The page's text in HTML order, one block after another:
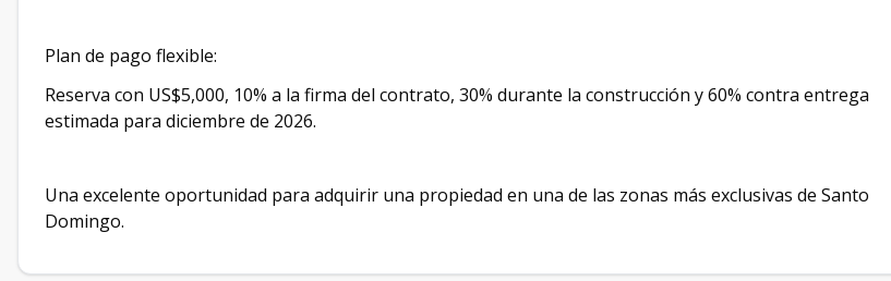
Plan de pago flexible:
Reserva con US$5,000, 10% a la firma del contrato, 30% durante la construcción y 60% contra entrega
estimada para diciembre de 2026.
Una excelente oportunidad para adquirir una propiedad en una de las zonas más exclusivas de Santo
Domingo.